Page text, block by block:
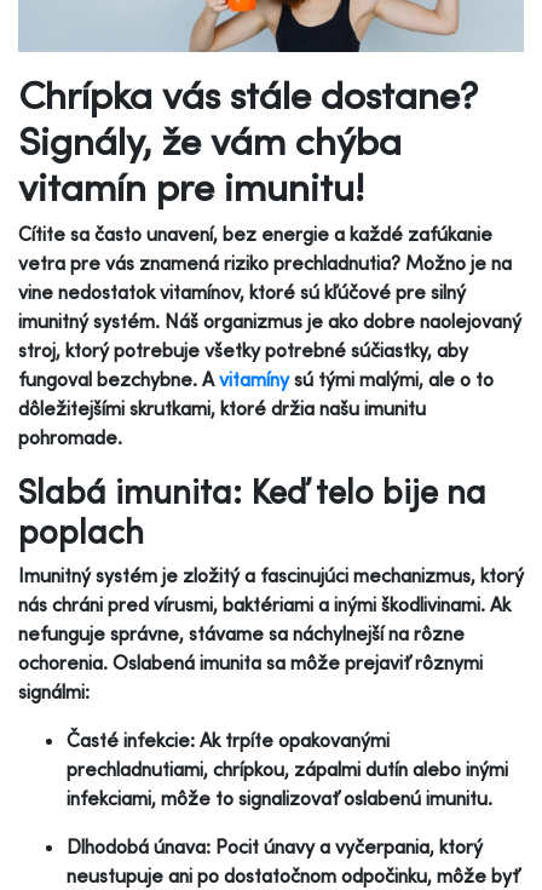
Chrípka vás stále dostane?
Signály, že vám chýba
vitamín pre imunitu!
Cítite sa často unavení, bez energie a každé zafúkanie
vetra pre vás znamená riziko prechladnutia? Možno je na
vine nedostatok vitamínov, ktoré sú kľúčové pre silný
imunitný systém. Náš organizmus je ako dobre naolejovaný
stroj, ktorý potrebuje všetky potrebné súčiastky, aby
fungoval bezchybne. Avitamínysú tými malými, ale o to
dôležitejšími skrutkami, ktoré držia našu imunitu
pohromade.
Slabá imunita: Keď telo bije na
poplach
Imunitný systém je zložitý a fascinujúci mechanizmus, ktorý
nás chráni pred vírusmi, baktériami a inými škodlivinami. Ak
nefunguje správne, stávame sa náchylnejší na rôzne
ochorenia. Oslabená imunita sa môže prejaviť rôznymi
signálmi:
Časté infekcie: Ak trpíte opakovanými
prechladnutiami, chrípkou, zápalmi dutín alebo inými
infekciami, môže to signalizovať oslabenú imunitu.
Dlhodobá únava: Pocit únavy a vyčerpania, ktorý
neustupuje ani po dostatočnom odpočinku, môže byť